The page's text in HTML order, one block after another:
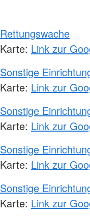
Rettungswache
Karte: Link zur
Sonstige
Karte: Link zur
Sonstige
Karte: Link zur
Sonstige
Karte: Link zur
Sonstige
Karte: Link zur